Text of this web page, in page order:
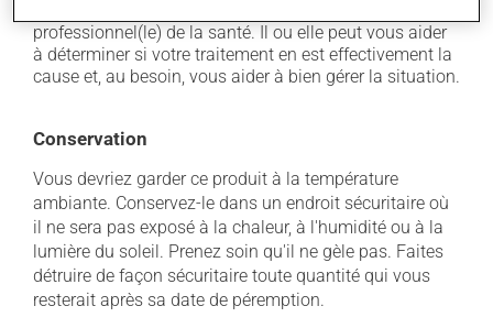
professionnel(le) de la santé. Il ou elle peut vous aider
à déterminer si votre traitement en est effectivement la
cause et, au besoin, vous aider à bien gérer la situation.
Conservation
Vous devriez garder ce produit à la température
ambiante. Conservez-le dans un endroit sécuritaire où
il ne sera pas exposé à la chaleur, à l'humidité ou à la
lumière du soleil. Prenez soin qu'il ne gèle pas. Faites
détruire de façon sécuritaire toute quantité qui vous
resterait après sa date de péremption.